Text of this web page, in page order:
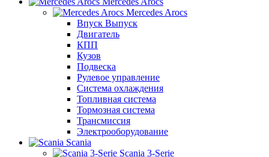
Mercedes Arocs
Впуск Выпуск
Двигатель
КПП
Кузов
Подвеска
Рулевое управление
Система охлаждения
Топливная система
Тормозная система
Трансмиссия
Электрооборудование
Scania
Scania 3-Serie